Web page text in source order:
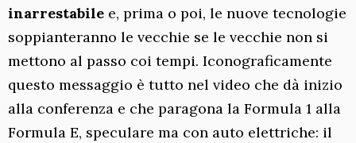
inarrestabile e, prima o poi, le nuove tecnologie
soppianteranno le vecchie se le vecchie non si
mettono al passo coi tempi. Iconograficamente
questo messaggio è tutto nel video che dà inizio
alla conferenza e che paragona la Formula 1 alla
Formula E, speculare ma con auto elettriche: il